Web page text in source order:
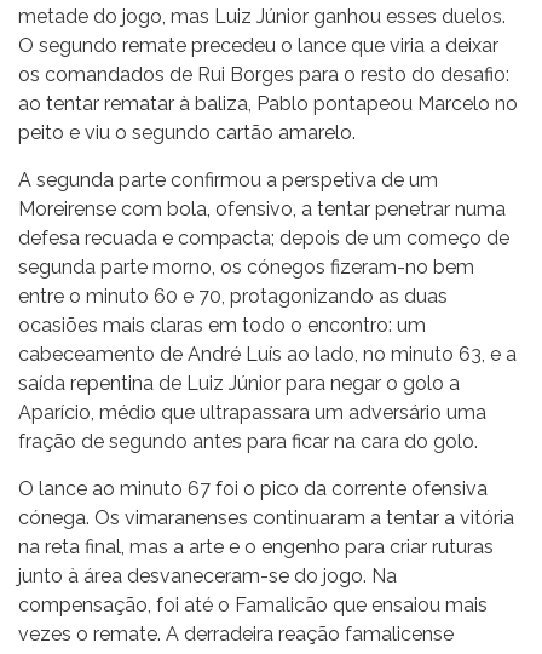
metade do jogo, mas Luiz Júnior ganhou esses duelos.
O segundo remate precedeu o lance que viria a deixar
os comandados de Rui Borges para o resto do desafio:
ao tentar rematar à baliza, Pablo pontapeou Marcelo no
peito e viu o segundo cartão amarelo.
A segunda parte confirmou a perspetiva de um
Moreirense com bola, ofensivo, a tentar penetrar numa
defesa recuada e compacta; depois de um começo de
segunda parte morno, os cónegos fizeram-no bem
entre o minuto 60 e 70, protagonizando as duas
ocasiões mais claras em todo o encontro: um
cabeceamento de André Luís ao lado, no minuto 63, e a
saída repentina de Luiz Júnior para negar o golo a
Aparício, médio que ultrapassara um adversário uma
fração de segundo antes para ficar na cara do golo.
O lance ao minuto 67 foi o pico da corrente ofensiva
cónega. Os vimaranenses continuaram a tentar a vitória
na reta final, mas a arte e o engenho para criar ruturas
junto à área desvaneceram-se do jogo. Na
compensação, foi até o Famalicão que ensaiou mais
vezes o remate. A derradeira reação famalicense